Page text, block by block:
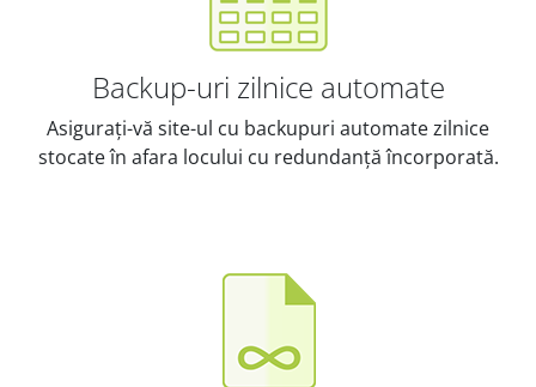
Backup-uri zilnice automate
Asigurați-vă site-ul cu backupuri automate zilnice
stocate în afara locului cu redundanță încorporată.